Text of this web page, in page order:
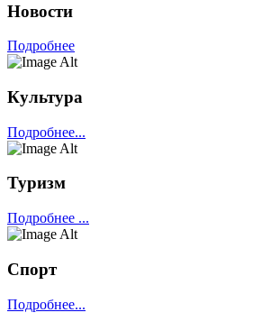
Новости
Подробнее
Культура
Подробнее...
Туризм
Подробнее ...
Спорт
Подробнее...